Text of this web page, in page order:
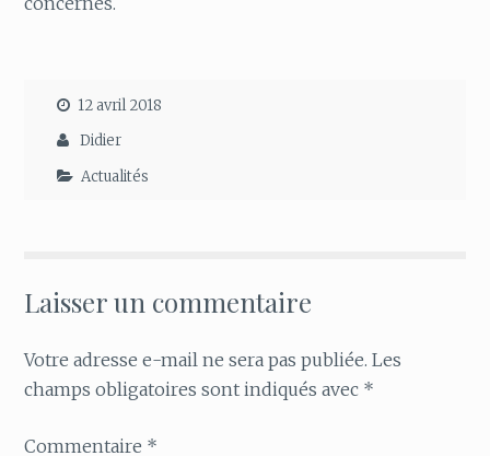
12 avril 2018
Didier
Actualités
Laisser un commentaire
Votre adresse e-mail ne sera pas publiée. Les
champs obligatoires sont indiqués avec *
Commentaire *